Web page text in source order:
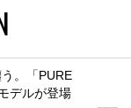
。「PURE
デルが登場